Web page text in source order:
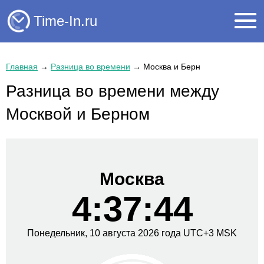
Time-In.ru
Главная → Разница во времени → Москва и Берн
Разница во времени между
Москвой и Берном
Москва
4:37:44
Понедельник, 10 августа 2026 года UTC+3 MSK